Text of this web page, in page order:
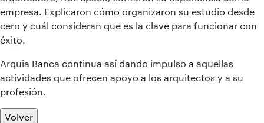
empresa. Explicaron cómo organizaron su estudio desde
cero y cuál consideran que es la clave para funcionar con
éxito.
Arquia Banca continua así dando impulso a aquellas
actividades que ofrecen apoyo a los arquitectos y a su
profesión.
Volver